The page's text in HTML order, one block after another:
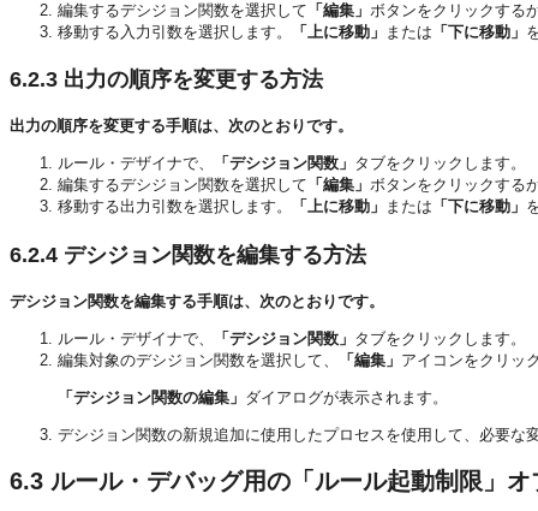
編集するデシジョン関数を選択して 「編集」 ボタンをクリックする
移動する入力引数を選択します。
「上に移動」 または 「下に移動」
6.2.3 出力の順序を変更する方法
出力の順序を変更する手順は、次のとおりです。
ルール・デザイナで、 「デシジョン関数」 タブをクリックします。
編集するデシジョン関数を選択して 「編集」 ボタンをクリックする
移動する出力引数を選択します。
「上に移動」 または 「下に移動」
6.2.4 デシジョン関数を編集する方法
デシジョン関数を編集する手順は、次のとおりです。
ルール・デザイナで、 「デシジョン関数」 タブをクリックします。
編集対象のデシジョン関数を選択して、
「編集」 アイコンをクリッ
「デシジョン関数の編集」 ダイアログが表示されます。
デシジョン関数の新規追加に使用したプロセスを使用して、必要な
6.3 ルール・デバッグ用の「ルール起動制限」